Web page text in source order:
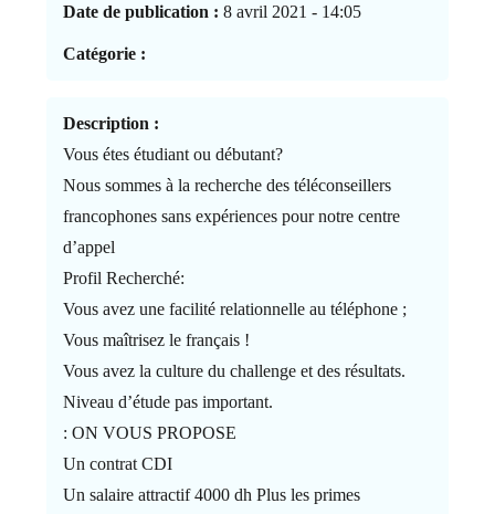
Date de publication : 8 avril 2021 - 14:05
Catégorie :
Description :
Vous étes étudiant ou débutant?
Nous sommes à la recherche des téléconseillers
francophones sans expériences pour notre centre
d’appel
Profil Recherché:
Vous avez une facilité relationnelle au téléphone ;
Vous maîtrisez le français !
Vous avez la culture du challenge et des résultats.
Niveau d’étude pas important.
: ON VOUS PROPOSE
Un contrat CDI
Un salaire attractif 4000 dh Plus les primes